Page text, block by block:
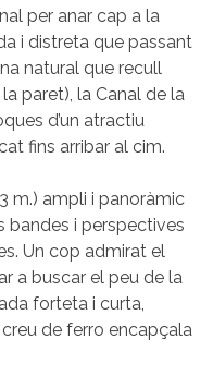
per anar cap a la
i distreta que passant
natural que recull
paret), la Canal de la
d’un atractiu
fins arribar al cim.
m.) ampli i panoràmic
bandes i perspectives
Un cop admirat el
a buscar el peu de la
forteta i curta,
de ferro encapçala